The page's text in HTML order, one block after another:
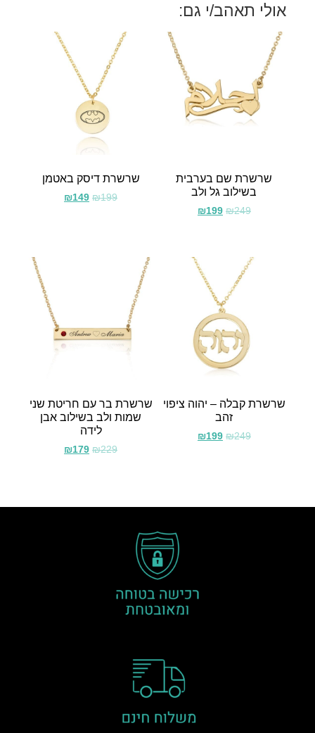
אולי תאהב/י גם:
שרשרת שם בערבית
בשילוב גל ולב
₪249
₪199
שרשרת דיסק באטמן
₪199
₪149
שרשרת קבלה – יהוה ציפוי
זהב
₪249
₪199
שרשרת בר עם חריטת שני
שמות ולב בשילוב אבן
לידה
₪229
₪179